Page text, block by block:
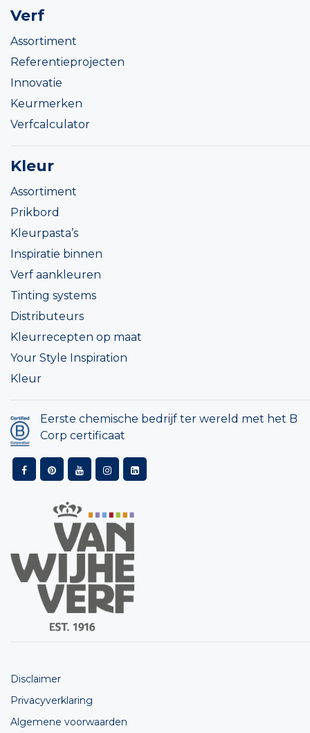
Verf
Assortiment
Referentieprojecten
Innovatie
Keurmerken
Verfcalculator
Kleur
Assortiment
Prikbord
Kleurpasta’s
Inspiratie binnen
Verf aankleuren
Tinting systems
Distributeurs
Kleurrecepten op maat
Your Style Inspiration
Kleur
Eerste chemische bedrijf ter wereld met het B
Corp certificaat
Disclaimer
Privacyverklaring
Algemene voorwaarden